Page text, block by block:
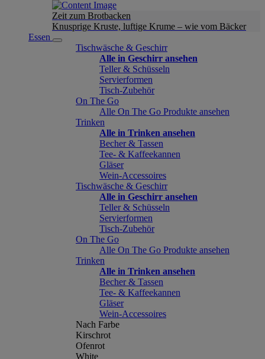
Zeit zum Brotbacken
Knusprige Kruste, luftige Krume – wie vom Bäcker
Essen
Tischwäsche & Geschirr
Alle in Geschirr ansehen
Teller & Schüsseln
Servierformen
Tisch-Zubehör
On The Go
Alle On The Go Produkte ansehen
Trinken
Alle in Trinken ansehen
Becher & Tassen
Tee- & Kaffeekannen
Gläser
Wein-Accessoires
Tischwäsche & Geschirr
Alle in Geschirr ansehen
Teller & Schüsseln
Servierformen
Tisch-Zubehör
On The Go
Alle On The Go Produkte ansehen
Trinken
Alle in Trinken ansehen
Becher & Tassen
Tee- & Kaffeekannen
Gläser
Wein-Accessoires
Nach Farbe
Kirschrot
Ofenrot
White